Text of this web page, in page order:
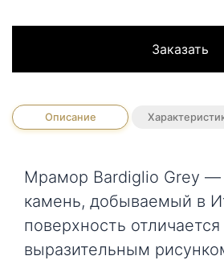
Заказать
Описание
Мрамор Bardiglio Grey —
камень, добываемый в
поверхность
выразительным